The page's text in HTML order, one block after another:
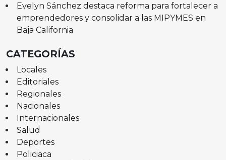
Evelyn Sánchez destaca reforma para fortalecer a
emprendedores y consolidar a las MIPYMES en
Baja California
CATEGORÍAS
Locales
Editoriales
Regionales
Nacionales
Internacionales
Salud
Deportes
Policiaca